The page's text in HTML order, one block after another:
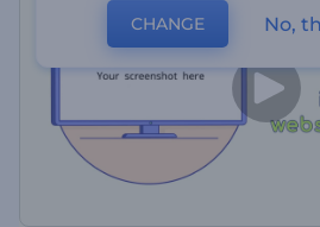
CHANGE No,